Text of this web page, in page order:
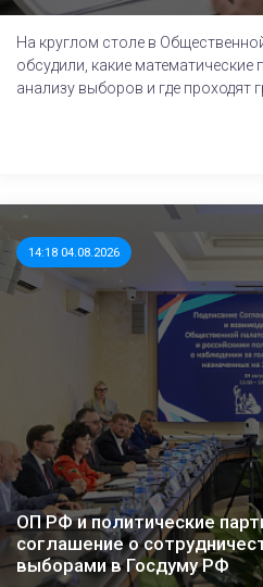
На круглом столе в
обсудили, какие
анализу выборов и где проходят
14:18 04.08.2026
ОП РФ и политические
соглашение о
выборами в Госдуму РФ